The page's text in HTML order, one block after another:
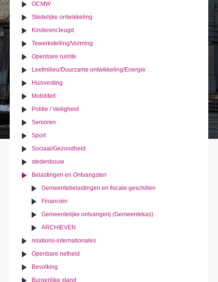
OCMW
Stedelijke ontwikkeling
Kinderen/Jeugd
Tewerkstelling/Vorming
Openbare ruimte
Leefmilieu/Duurzame ontwikkeling/Energie
Huisvesting
Mobiliteit
Politie / Veiligheid
Senioren
Sport
Sociaal/Gezondheid
stedenbouw
Belastingen en Ontvangsten
Gemeentebelastingen en fiscale geschillen
Financiën
Gemeentelijke ontvangerij (Gemeentekas)
ARCHIEVEN
relations-internationales
Openbare netheid
Bevolking
Burgerlijke stand